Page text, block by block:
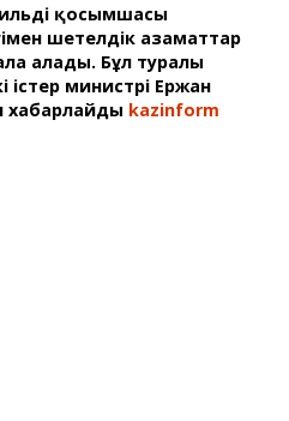
қосымшасы
шетелдік азаматтар
алады. Бұл туралы
министрі Ержан
хабарлайды kazinform